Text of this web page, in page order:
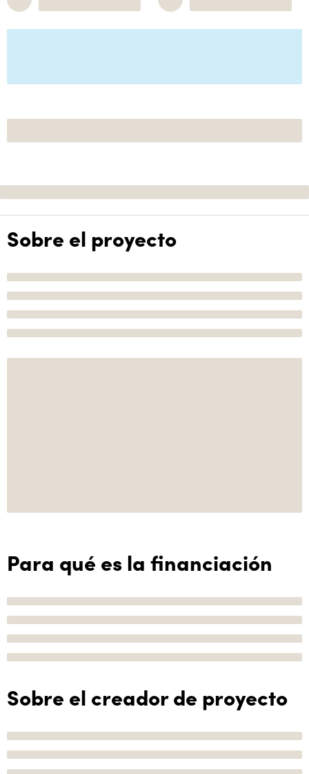
Sobre el proyecto
Para qué es la financiación
Sobre el creador de proyecto